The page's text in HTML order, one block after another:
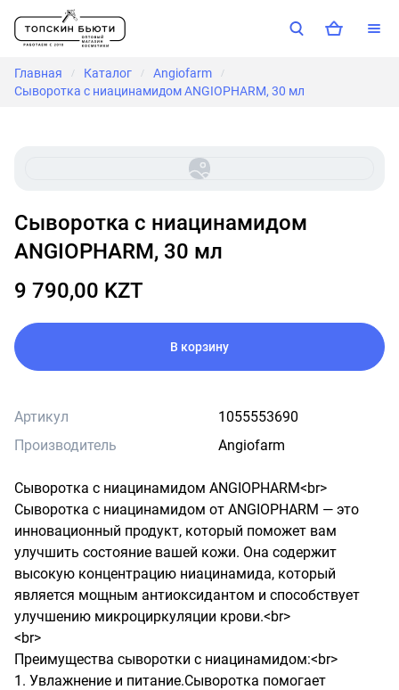
Главная / Каталог / Angiofarm /
Сыворотка с ниацинамидом ANGIOPHARM, 30 мл
Сыворотка с ниацинамидом
ANGIOPHARM, 30 мл
9 790,00 KZT
В корзину
Артикул
1055553690
Производитель
Angiofarm
Сыворотка с ниацинамидом ANGIOPHARM<br>
Сыворотка с ниацинамидом от ANGIOPHARM — это
инновационный продукт, который поможет вам
улучшить состояние вашей кожи. Она содержит
высокую концентрацию ниацинамида, который
является мощным антиоксидантом и способствует
улучшению микроциркуляции крови.<br>
<br>
Преимущества сыворотки с ниацинамидом:<br>
1. Увлажнение и питание.Сыворотка помогает